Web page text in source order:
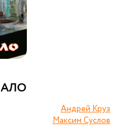
Андрей Круз
Максим Суслов